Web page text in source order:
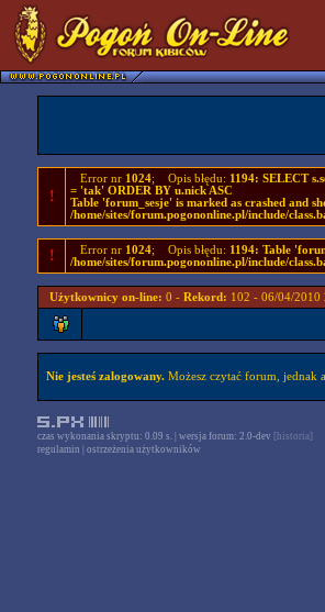
!
Error nr 1024; Opis błędu: 1194: SELECT
= 'tak' ORDER BY u.nick ASC
Table 'forum_sesje' is marked as crashed and
/home/sites/forum.pogononline.pl/include/
! Error nr 1024; Opis błędu: 1194: Table
/home/sites/forum.pogononline.pl/include/
Użytkownicy on-line: 0 - Rekord: 102 - 06/04/2010
Nie jesteś zalogowany. Możesz czytać forum, jednak
czas wykonania skryptu: 0.09 s. | wersja forum: 2.0-dev [historia]
regulamin
ostrzeżenia użytkowników